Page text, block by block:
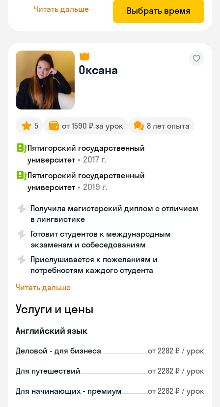
Читать дальше Выбрать время
Оксана
5 от 1590 ₽ за урок 8 лет опыта
Пятигорский государственный
университет • 2017 г.
Пятигорский государственный
университет • 2019 г.
Получила магистерский диплом с отличием
в лингвистике
Готовит студентов к международным
экзаменам и собеседованиям
Прислушивается к пожеланиям и
потребностям каждого студента
Читать дальше
Услуги и цены
Английский язык
Деловой - для бизнеса от 2282 ₽ / урок
Для путешествий от 2282 ₽ / урок
Для начинающих - премиум от 2282 ₽ / урок